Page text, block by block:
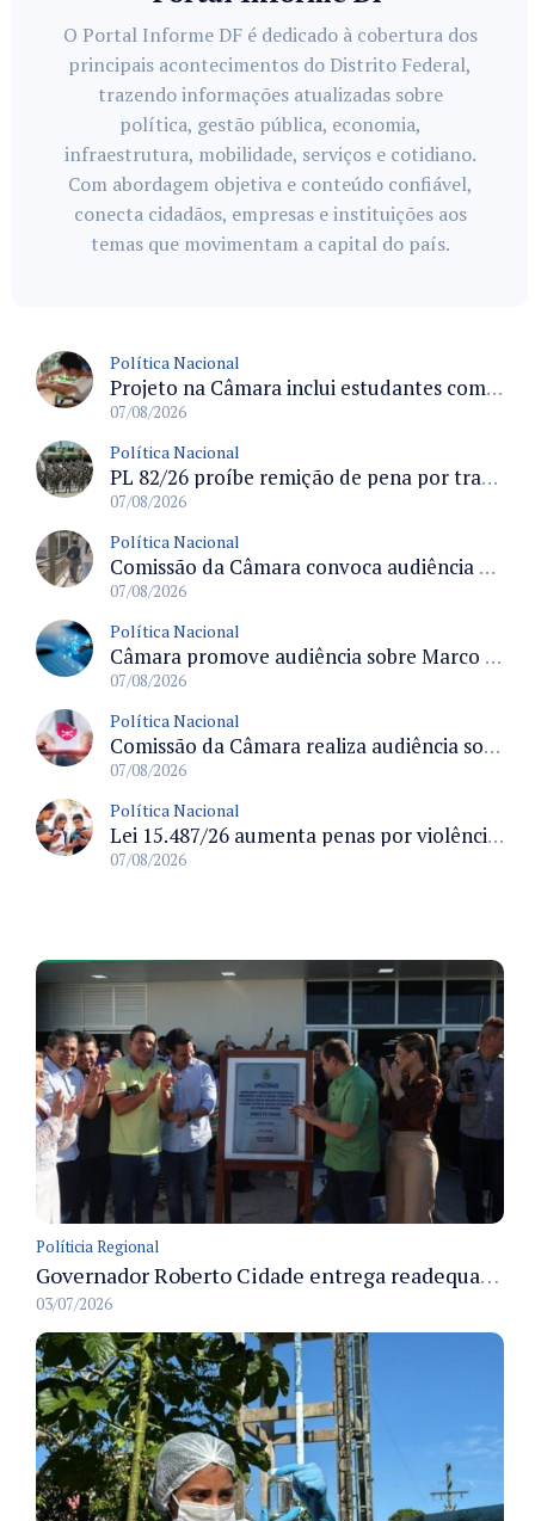
O Portal Informe DF é dedicado à cobertura dos
principais acontecimentos do Distrito Federal,
trazendo informações atualizadas sobre
política, gestão pública, economia,
infraestrutura, mobilidade, serviços e cotidiano.
Com abordagem objetiva e conteúdo confiável,
conecta cidadãos, empresas e instituições aos
temas que movimentam a capital do país.
Política Nacional
Projeto na Câmara inclui estudantes com deficiência no regime escolar especial da LDB e estabelece critérios para frequência
07/08/2026
Política Nacional
PL 82/26 proíbe remição de pena por trabalho em funções militares para condenados por crimes contra o Estado Democrático de Direito
07/08/2026
Política Nacional
Comissão da Câmara convoca audiência para discutir misoginia nas escolas e universidades após divulgação de listas misóginas
07/08/2026
Política Nacional
Câmara promove audiência sobre Marco de Fomento à Economia Digital e impactos da inteligência artificial
07/08/2026
Política Nacional
Comissão da Câmara realiza audiência sobre apostas online para medir o tamanho do mercado ilegal
07/08/2026
Política Nacional
Lei 15.487/26 aumenta penas por violência sexual digital contra crianças e adolescentes e autoriza ronda virtual para investigação
07/08/2026
Políticia Regional
Governador Roberto Cidade entrega readequação do ambulatório da FCecon e amplia capacidade de atendimento oncológico em Manaus
03/07/2026